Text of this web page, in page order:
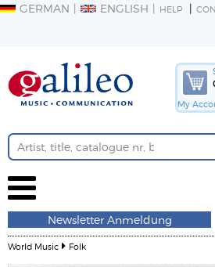
GERMAN ENGLISH HELP
My
Newsletter Anmeldung
World Music Folk